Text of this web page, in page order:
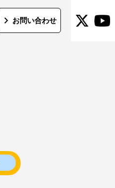
chevron_right お問い合わせ